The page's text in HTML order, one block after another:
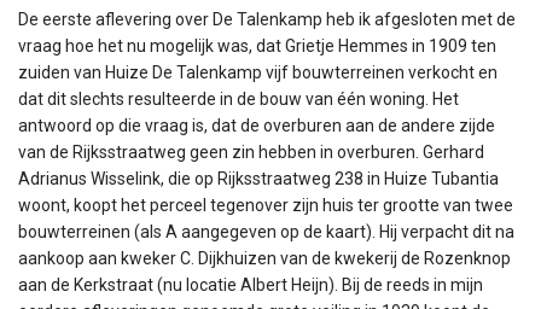
De eerste aflevering over De Talenkamp heb ik afgesloten met de
vraag hoe het nu mogelijk was, dat Grietje Hemmes in 1909 ten
zuiden van Huize De Talenkamp vijf bouwterreinen verkocht en
dat dit slechts resulteerde in de bouw van één woning. Het
antwoord op die vraag is, dat de overburen aan de andere zijde
van de Rijksstraatweg geen zin hebben in overburen. Gerhard
Adrianus Wisselink, die op Rijksstraatweg 238 in Huize Tubantia
woont, koopt het perceel tegenover zijn huis ter grootte van twee
bouwterreinen (als A aangegeven op de kaart). Hij verpacht dit na
aankoop aan kweker C. Dijkhuizen van de kwekerij de Rozenknop
aan de Kerkstraat (nu locatie Albert Heijn). Bij de reeds in mijn